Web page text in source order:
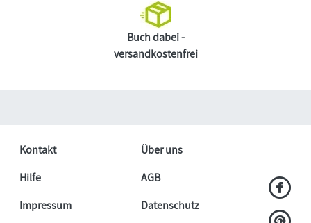
Buch dabei -
versandkostenfrei
Kontakt
Über uns
Hilfe
AGB
Impressum
Datenschutz